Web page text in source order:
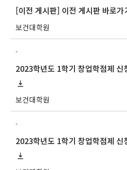
[이전 게시판] 이전 게시판 바로가
보건대학원
-
2023학년도 1학기 창업학점제
보건대학원
-
2023학년도 1학기 창업학점제